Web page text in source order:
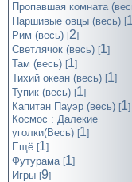
Пропавшая комната
Паршивые овцы (весь) [1
Рим (весь) [2]
Светлячок (весь) [1]
Там (весь) [1]
Тихий океан (весь) [1]
Тупик (весь) [1]
Капитан Пауэр (весь) [1]
Космос : Далекие
уголки(Весь) [1]
Ещё [1]
Футурама [1]
Игры [9]